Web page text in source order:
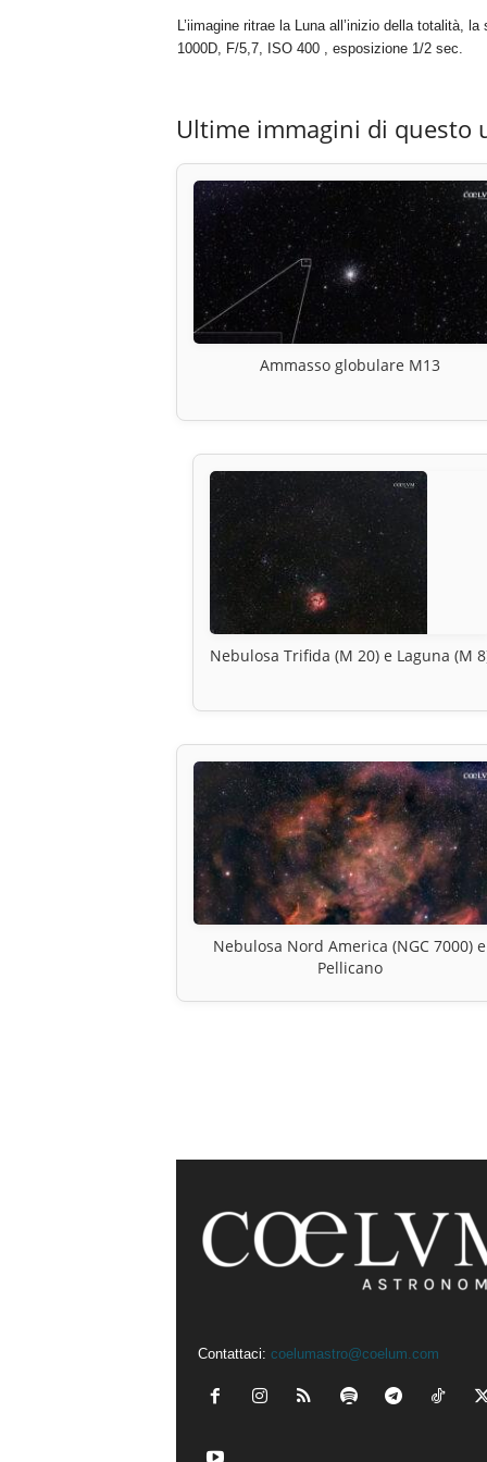
L’iimagine ritrae la Luna all’inizio della totalità,
1000D, F/5,7, ISO 400 , esposizione 1/2 sec.
Ultime immagini di questo
Ammasso globulare M13
Nebulosa Trifida (M 20) e Laguna (M
Nebulosa Nord America (NGC 7000) e
Pellicano
Contattaci: coelumastro@coelum.com